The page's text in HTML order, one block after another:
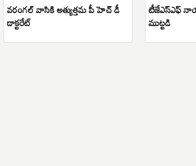
వరంగల్ వాసికి అత్యుత్తమ పీ హెచ్ డీ
డాక్టరేట్
టీజేఎస్ఎఫ్
ముట్టడి